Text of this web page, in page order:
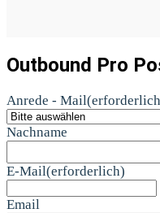
Outbound Pro
Anrede - Mail
Nachname
E-Mail(erforderlich)
Email